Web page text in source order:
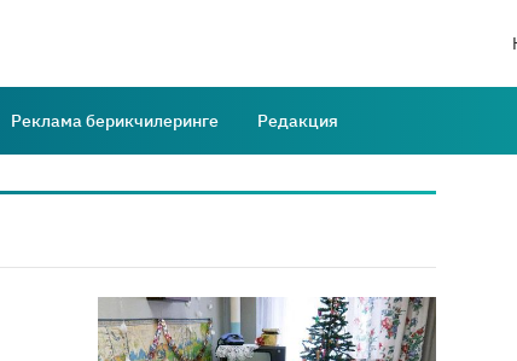
Реклама берикчилеринге Редакция